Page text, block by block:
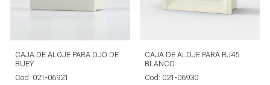
CAJA DE ALOJE PARA OJO DE
BUEY
Cod: 021-06921
CAJA DE ALOJE PARA RJ45
BLANCO
Cod: 021-06930